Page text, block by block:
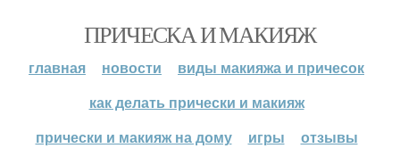
ПРИЧЕСКА И МАКИЯЖ
главная новости
виды макияжа и причесок
как делать прически и макияж
прически и макияж на дому
игры отзывы